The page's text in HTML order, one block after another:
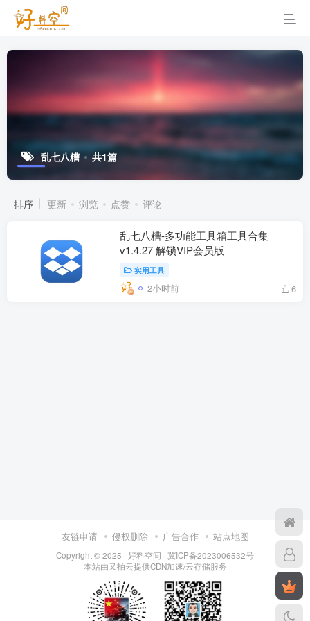
乱七八糟 共1篇
排序 更新 浏览 点赞 评论
乱七八糟-多功能工具箱工具合集
v1.4.27 解锁VIP会员版
实用工具
2小时前 6
友链申请 侵权删除 广告合作 站点地图
Copyright © 2025 · 好料空间 · 冀ICP备2023006532号
本站由又拍云提供CDN加速/云存储服务